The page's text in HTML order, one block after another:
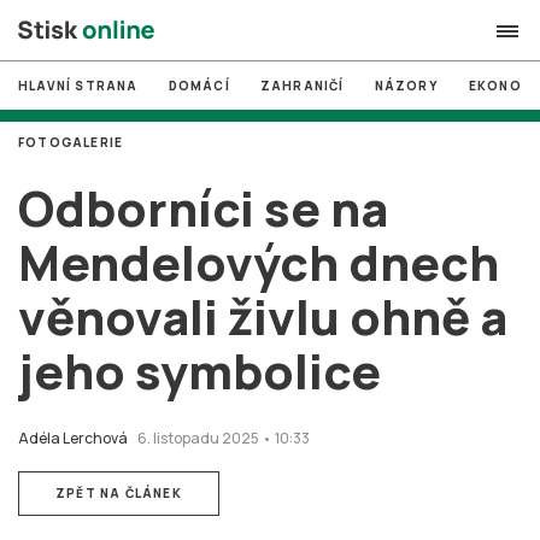
search
# MUNI
# Brno
# volby
login PŘIHLÁSIT SE
Zapomněli jste heslo?
Založit nový účet
HLAVNÍ STRANA DOMÁCÍ ZAHRANIČÍ NÁZORY
Odborníci se na
Mendelových dnech
věnovali živlu ohně a
jeho symbolice
Adéla Lerchová 6. listopadu 2025 • 10:33
FOTOGALERIE
ZPĚT NA ČLÁNEK